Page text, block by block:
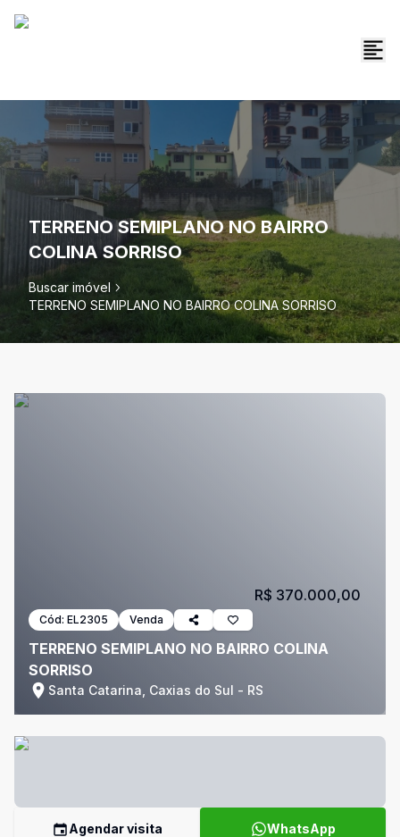
TERRENO SEMIPLANO NO BAIRRO
COLINA SORRISO
Buscar imóvel
TERRENO SEMIPLANO NO BAIRRO COLINA SORRISO
Cód: EL2305 Venda
TERRENO SEMIPLANO NO BAIRRO COLINA
SORRISO
Santa Catarina, Caxias do Sul - RS
R$ 370.000,00
Agendar visita WhatsApp